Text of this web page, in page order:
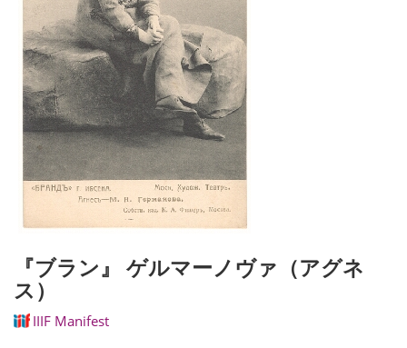
『ブラン』 ゲルマーノヴァ（アグネ
ス）
IIIF Manifest